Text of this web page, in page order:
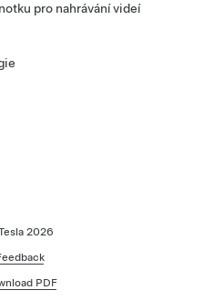
pro nahrávání videí
2026
PDF